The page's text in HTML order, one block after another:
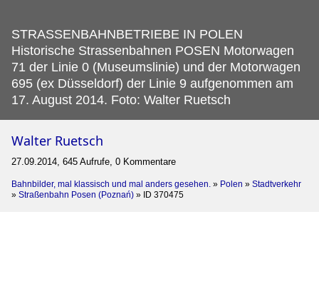
STRASSENBAHNBETRIEBE IN POLEN
Historische Strassenbahnen POSEN Motorwagen
71 der Linie 0 (Museumslinie) und der Motorwagen
695 (ex Düsseldorf) der Linie 9 aufgenommen am
17. August 2014. Foto: Walter Ruetsch
Walter Ruetsch
27.09.2014, 645 Aufrufe, 0 Kommentare
Bahnbilder, mal klassisch und mal anders gesehen. » Polen » Stadtverkehr
» Straßenbahn Posen (Poznań) » ID 370475